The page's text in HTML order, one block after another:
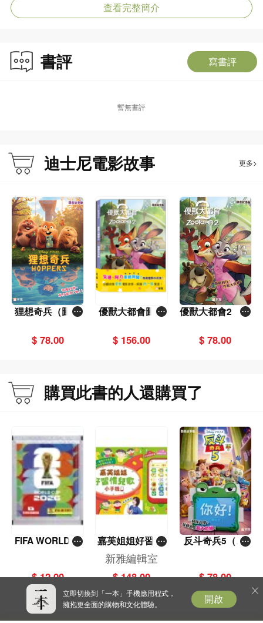
查看完整簡介
書評 寫書評
暫無書評
迪士尼電影故事 更多>
狸想奇兵（圖畫
$ 78.00
優獸大都會圖畫
冊）
$ 156.00
優獸大都會2（圖
$ 78.00
購買此書的人還購買了
FIFA WORLD C
包）
$ 12.00
嘉芙姐姐好習慣
兒歌小手機
新雅編輯室
$ 148.00
反斗奇兵5（圖
$ 78.00
立即切換到「一本」手機應用程式，
擁抱更全面的購物和文化體驗。
開啟